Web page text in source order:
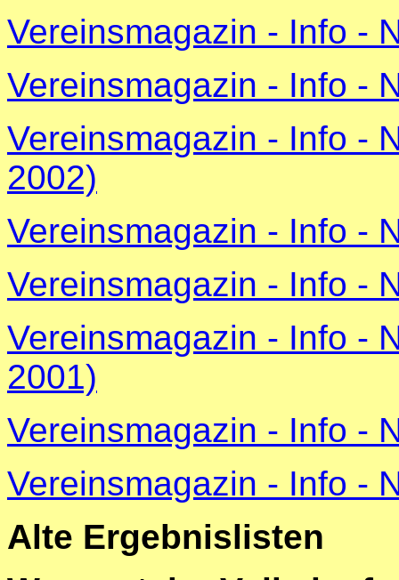
Vereinsmagazin - Info -
Vereinsmagazin - Info -
Vereinsmagazin - Info -
2002)
Vereinsmagazin - Info -
Vereinsmagazin - Info -
Vereinsmagazin - Info -
2001)
Vereinsmagazin - Info -
Vereinsmagazin - Info -
Alte Ergebnislisten